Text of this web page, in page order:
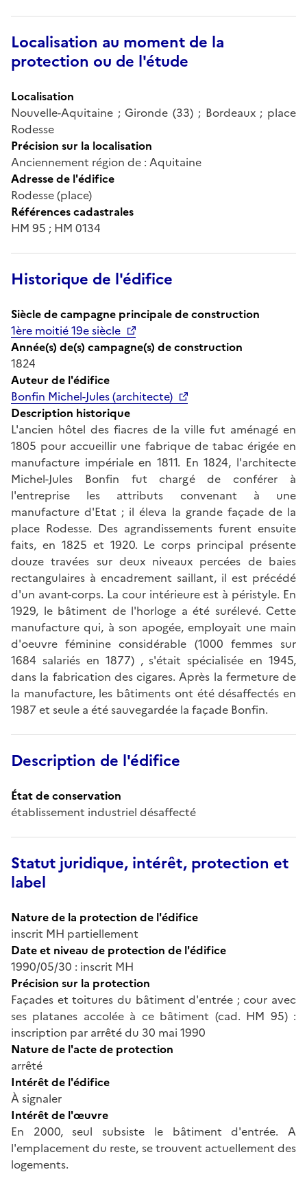
Localisation au moment de la
protection ou de l'étude
Localisation
Nouvelle-Aquitaine ; Gironde (33) ; Bordeaux ; place
Rodesse
Précision sur la localisation
Anciennement région de : Aquitaine
Adresse de l'édifice
Rodesse (place)
Références cadastrales
HM 95 ; HM 0134
Historique de l'édifice
Siècle de campagne principale de construction
1ère moitié 19e siècle
Année(s) de(s) campagne(s) de construction
1824
Auteur de l'édifice
Bonfin Michel-Jules (architecte)
Description historique
L'ancien hôtel des fiacres de la ville fut aménagé en
1805 pour accueillir une fabrique de tabac érigée en
manufacture impériale en 1811. En 1824, l'architecte
Michel-Jules Bonfin fut chargé de conférer à
l'entreprise les attributs convenant à une
manufacture d'Etat ; il éleva la grande façade de la
place Rodesse. Des agrandissements furent ensuite
faits, en 1825 et 1920. Le corps principal présente
douze travées sur deux niveaux percées de baies
rectangulaires à encadrement saillant, il est précédé
d'un avant-corps. La cour intérieure est à péristyle. En
1929, le bâtiment de l'horloge a été surélevé. Cette
manufacture qui, à son apogée, employait une main
d'oeuvre féminine considérable (1000 femmes sur
1684 salariés en 1877) , s'était spécialisée en 1945,
dans la fabrication des cigares. Après la fermeture de
la manufacture, les bâtiments ont été désaffectés en
1987 et seule a été sauvegardée la façade Bonfin.
Description de l'édifice
État de conservation
établissement industriel désaffecté
Statut juridique, intérêt, protection et
label
Nature de la protection de l'édifice
inscrit MH partiellement
Date et niveau de protection de l'édifice
1990/05/30 : inscrit MH
Précision sur la protection
Façades et toitures du bâtiment d'entrée ; cour avec
ses platanes accolée à ce bâtiment (cad. HM 95) :
inscription par arrêté du 30 mai 1990
Nature de l'acte de protection
arrêté
Intérêt de l'édifice
À signaler
Intérêt de l'œuvre
En 2000, seul subsiste le bâtiment d'entrée. A
l'emplacement du reste, se trouvent actuellement des
logements.